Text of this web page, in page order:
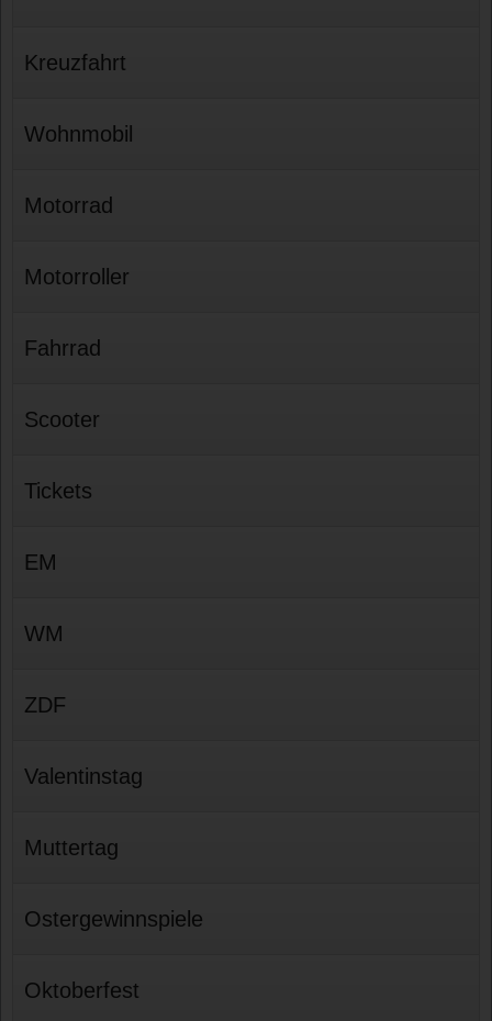
Kreuzfahrt
Wohnmobil
Motorrad
Motorroller
Fahrrad
Scooter
Tickets
EM
WM
ZDF
Valentinstag
Muttertag
Ostergewinnspiele
Oktoberfest